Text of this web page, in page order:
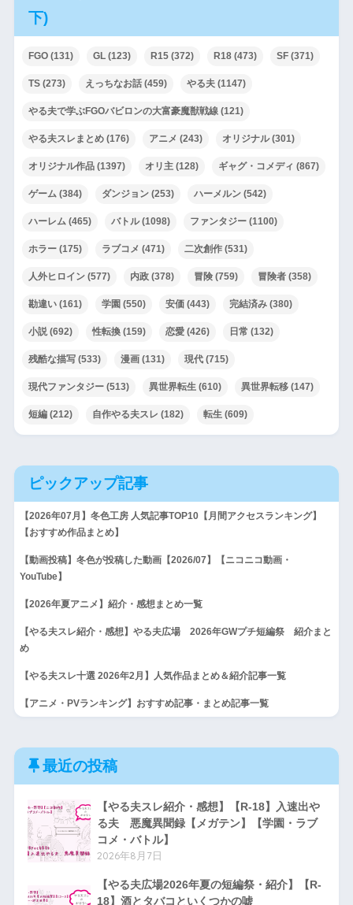
下)
FGO(131) GL(123) R15(372) R18(473) SF(371)
TS(273) えっちなお話(459) やる夫(1147)
やる夫で学ぶFGOバビロンの大富豪魔獣戦線(121)
やる夫スレまとめ(176) アニメ (243) オリジナル(301)
オリジナル作品(1397) オリ主(128) ギャグ・コメディ (867)
ゲーム (384) ダンジョン(253) ハーメルン(542)
ハーレム (465) バトル(1098) ファンタジー(1100)
ホラー(175) ラブコメ (471) 二次創作(531)
人外ヒロイン(577) 内政(378) 冒険(759) 冒険者(358)
勘違い(161) 学園 (550) 安価(443) 完結済み(380)
小説(692) 性転換(159) 恋愛(426) 日常 (132)
残酷な描写(533) 漫画(131) 現代(715)
現代ファンタジー(513) 異世界転生(610) 異世界転移(147)
短編(212) 自作やる夫スレ (182) 転生(609)
ピックアップ記事
【2026年07月】冬色工房 人気記事TOP10【月間アクセスランキング】
【おすすめ作品まとめ】
【動画投稿】冬色が投稿した動画【2026/07】【ニコニコ動画・
YouTube】
【2026年夏アニメ】紹介・感想まとめ一覧
【やる夫スレ紹介・感想】やる夫広場 2026年GWプチ短編祭 紹介まと
め
【やる夫スレ十選 2026年2月】人気作品まとめ＆紹介記事一覧
【アニメ・PVランキング】おすすめ記事・まとめ記事一覧
最近の投稿
【やる夫スレ紹介・感想】【R-18】入速出や
る夫 悪魔異聞録【メガテン】【学園・ラブ
コメ・バトル】
2026年8月7日
【やる夫広場2026年夏の短編祭・紹介】【R-
18】酒とタバコといくつかの嘘